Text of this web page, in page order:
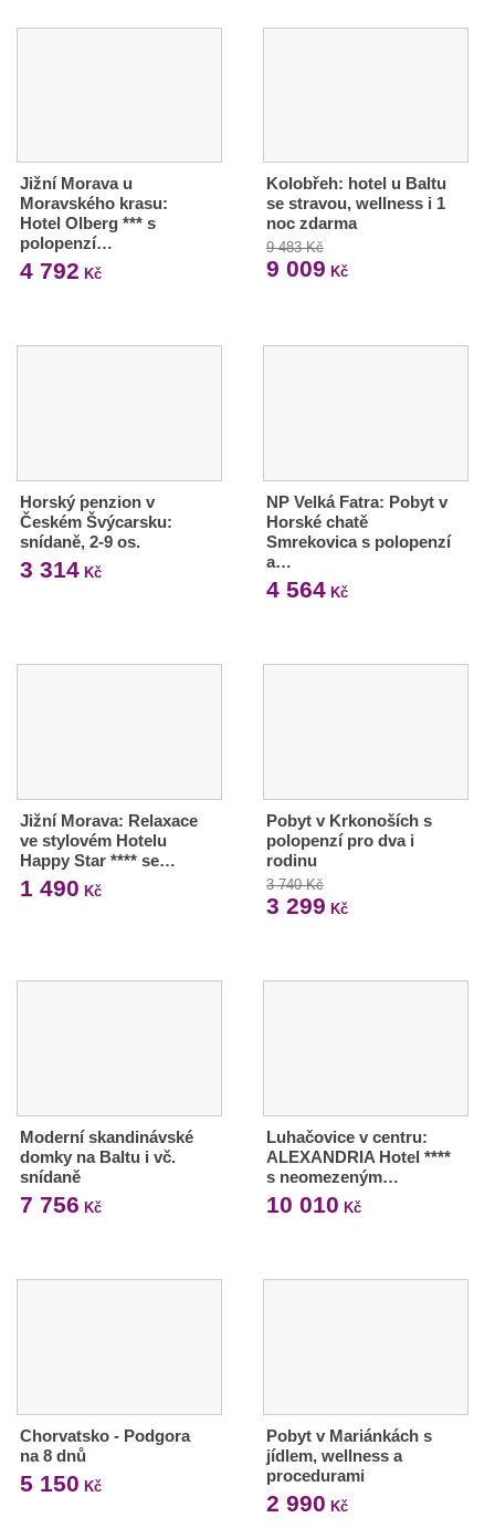
Jižní Morava u
Moravského krasu:
Hotel Olberg *** s
polopenzí…
4 792 Kč
Kolobřeh: hotel u Baltu
se stravou, wellness i 1
noc zdarma
9 483 Kč
9 009 Kč
Horský penzion v
Českém Švýcarsku:
snídaně, 2-9 os.
3 314 Kč
NP Velká Fatra: Pobyt v
Horské chatě
Smrekovica s polopenzí
a…
4 564Kč
Jižní Morava: Relaxace
ve stylovém Hotelu
Happy Star **** se…
1 490 Kč
Pobyt v Krkonoších s
polopenzí pro dva i
rodinu
3 740 Kč
3 299 Kč
Moderní skandinávské
domky na Baltu i vč.
snídaně
7 756 Kč
Luhačovice v centru:
ALEXANDRIA Hotel ****
s neomezeným…
10 010 Kč
Chorvatsko - Podgora
na 8 dnů
5 150 Kč
Pobyt v Mariánkách s
jídlem, wellness a
procedurami
2 990 Kč